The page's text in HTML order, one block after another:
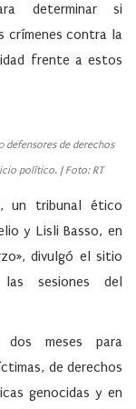
determinar si
crímenes contra la
frente a estos
defensores de derechos
político. | Foto: RT
un tribunal ético
y Lisli Basso, en
divulgó el sitio
sesiones del
meses para
de derechos
genocidas y en